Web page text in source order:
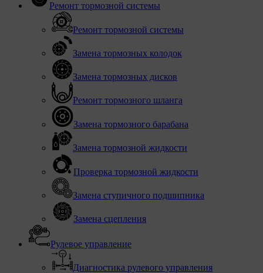
Ремонт тормозной системы
Ремонт тормозной системы
Замена тормозных колодок
Замена тормозных дисков
Ремонт тормозного шланга
Замена тормозного барабана
Замена тормозной жидкости
Проверка тормозной жидкости
Замена ступичного подшипника
Замена сцепления
Рулевое управление
Диагностика рулевого управления